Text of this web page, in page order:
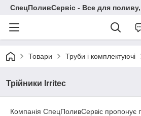
СпецПоливСервіс - Все для поливу,
Товари Труби і комплектуючі
Трійники Irritec
Компанія СпецПоливСервіс пропонує